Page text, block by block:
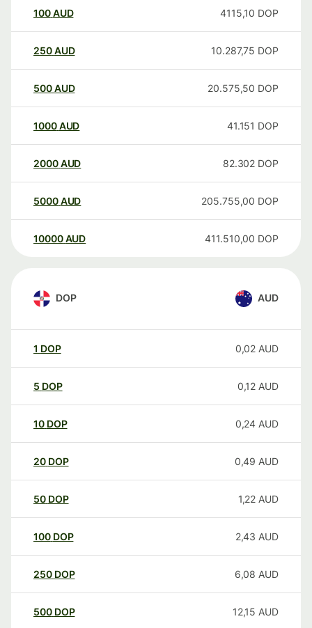
100AUD 4115,10 DOP
250AUD 10.287,75 DOP
500AUD 20.575,50 DOP
1000AUD 41.151 DOP
2000AUD 82.302 DOP
5000AUD 205.755,00 DOP
10000 AUD 411.510,00 DOP
DOP AUD
1 DOP 0,02 AUD
5 DOP 0,12 AUD
10 DOP 0,24 AUD
20 DOP 0,49 AUD
50 DOP 1,22 AUD
100 DOP 2,43 AUD
250 DOP 6,08 AUD
500 DOP 12,15 AUD